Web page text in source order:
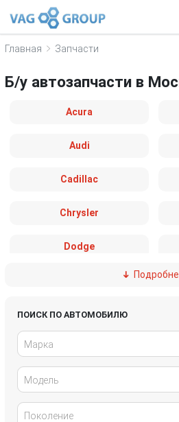
Главная Запчасти
Б/у автозапчасти в
Acura
Audi
Cadillac
Chrysler
Dodge
Honda
Kia
ПОИСК ПО АВТОМОБИЛЮ
Марка
Модель
Поколение